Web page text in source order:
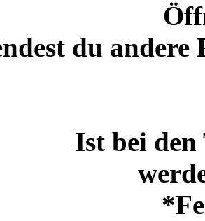
du andere
Ist bei